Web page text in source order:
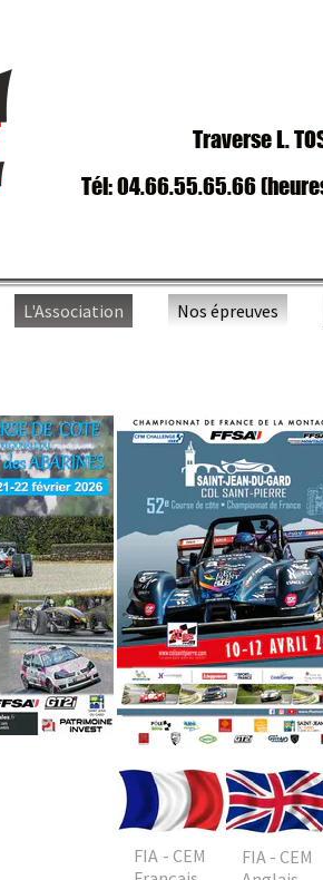
L'Association Nos épreuves
Traverse L.
Tél: 04.66.55.65.66 (heures
FIA - CEM
FIA - CEM